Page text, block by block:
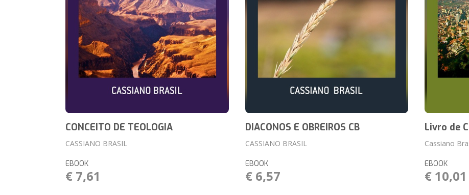
CONCEITO DE TEOLOGIA
CASSIANO BRASIL
EBOOK
€ 7,61
DIACONOS E OBREIROS CB
CASSIANO BRASIL
EBOOK
€ 6,57
Livro de
Cassiano
EBOOK
€ 10,01